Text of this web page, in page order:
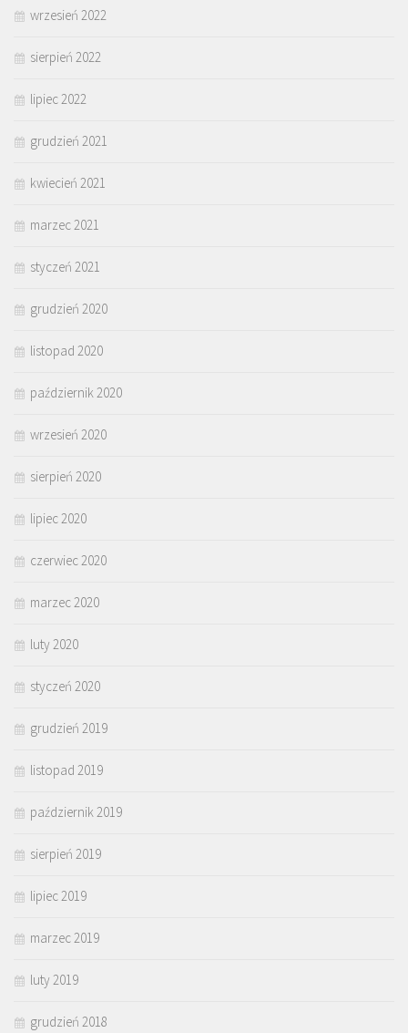
wrzesień 2022
sierpień 2022
lipiec 2022
grudzień 2021
kwiecień 2021
marzec 2021
styczeń 2021
grudzień 2020
listopad 2020
październik 2020
wrzesień 2020
sierpień 2020
lipiec 2020
czerwiec 2020
marzec 2020
luty 2020
styczeń 2020
grudzień 2019
listopad 2019
październik 2019
sierpień 2019
lipiec 2019
marzec 2019
luty 2019
grudzień 2018